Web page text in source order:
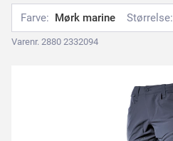
Farve: Mørk marine Størrelse:
Varenr. 2880 2332094